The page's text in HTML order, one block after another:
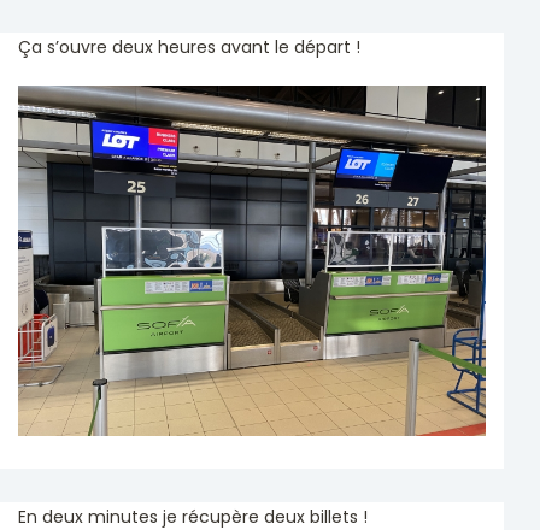
Ça s’ouvre deux heures avant le départ !
En deux minutes je récupère deux billets !